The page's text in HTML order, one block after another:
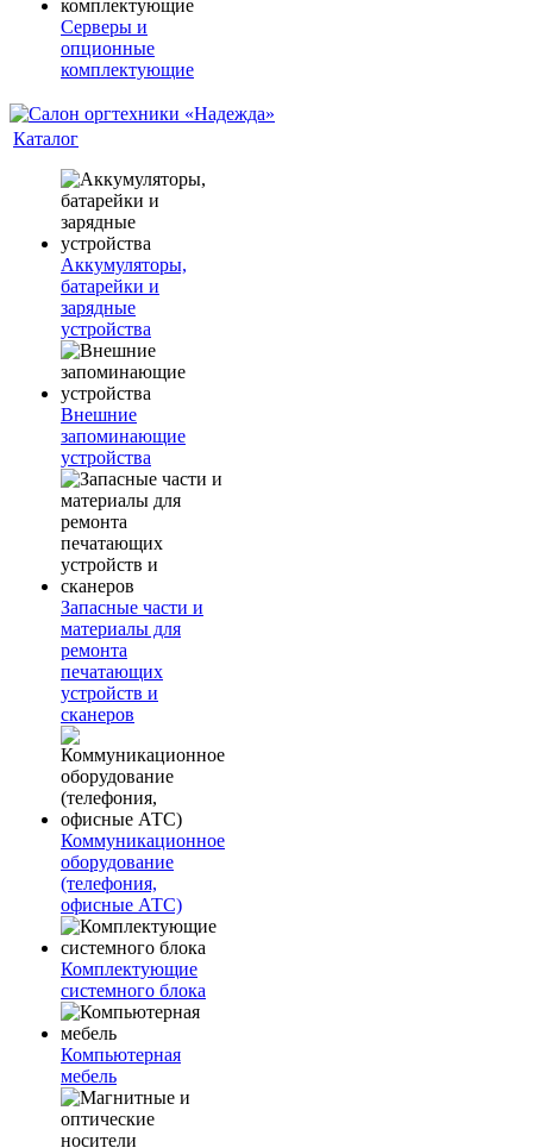
Серверы и
опционные
комплектующие
Каталог
Аккумуляторы,
батарейки и
зарядные
устройства
Внешние
запоминающие
устройства
Запасные части и
материалы для
ремонта
печатающих
устройств и
сканеров
Коммуникационное
оборудование
(телефония,
офисные АТС)
Комплектующие
системного блока
Компьютерная
мебель